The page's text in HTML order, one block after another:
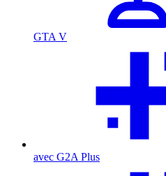
GTA V
avec G2A Plus